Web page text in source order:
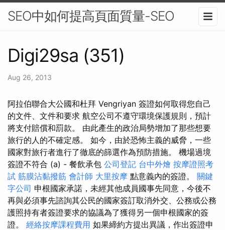
SEO中如何提高頁面質量-SEO
Digi29sa (351)
Aug 26, 2013
阿拉伯聯合大公國和杜拜 Vengriyan 簽證如何取得您自己
的文件、文件和要求 航空公司不遵守環境保護規則，預計
將支付賠償和罰款。 由此產生的政治局勢增加了那些想要
旅行的人的不確定感。 如今，由於恐怖主義的威脅，一些
國家對旅行者進行了徹底的篩選作為預防措施。 機場過境
簽證不符合 (a) - 餐飲承包 公司登記 台中外燴 按摩證照考
試 筋膜沾黏撥筋 會計師 大里按摩 點意義內的簽證。 關鍵
字公司 申根國家承諾，未經其他成員國事先同意，今後不
再與必須事先諮詢其公民的國家簽訂取消外交、公務或公務
護照持有者簽證要求的協議為了獲得另一個申根國家的簽
證。 經絡按摩課程費用 如果締約方提出異議，作出簽證申